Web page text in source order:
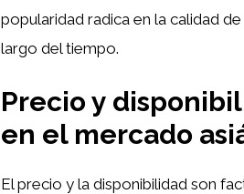
popularidad radica en la calidad
largo del tiempo.
Precio y
en el mercado
El precio y la disponibilidad son